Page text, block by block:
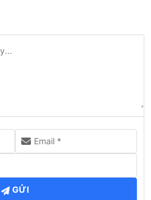
GỬI